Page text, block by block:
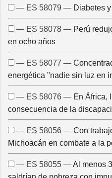
— ES 58079 — Diabetes
— ES 58078 — Perú
en ocho años
— ES 58077 —
energética "nadie sin luz en
— ES 58076 — En África,
consecuencia de la
— ES 58056 — Con
Michoacán en combate a la
— ES 58055 —Al menos